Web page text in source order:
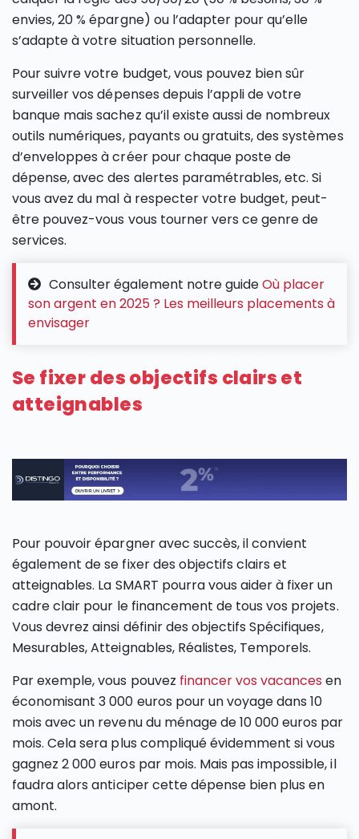
envies, 20 % épargne) ou l’adapter pour qu’elle
s’adapte à votre situation personnelle.
Pour suivre votre budget, vous pouvez bien sûr
surveiller vos dépenses depuis l’appli de votre
banque mais sachez qu’il existe aussi de nombreux
outils numériques, payants ou gratuits, des systèmes
d’enveloppes à créer pour chaque poste de
dépense, avec des alertes paramétrables, etc. Si
vous avez du mal à respecter votre budget, peut-
être pouvez-vous vous tourner vers ce genre de
services.
Consulter également notre guideOù placer
son argent en 2025 ? Les meilleurs placements à
envisager
Se fixer des objectifs clairs et
atteignables
Pour pouvoir épargner avec succès, il convient
également de se fixer des objectifs clairs et
atteignables. La SMART pourra vous aider à fixer un
cadre clair pour le financement de tous vos projets.
Vous devrez ainsi définir des objectifs Spécifiques,
Mesurables, Atteignables, Réalistes, Temporels.
Par exemple, vous pouvez financer vos vacances en
économisant 3 000 euros pour un voyage dans 10
mois avec un revenu du ménage de 10 000 euros par
mois. Cela sera plus compliqué évidemment si vous
gagnez 2 000 euros par mois. Mais pas impossible, il
faudra alors anticiper cette dépense bien plus en
amont.